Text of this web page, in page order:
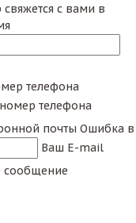
с вами в
телефона
телефона
почты Ошибка в
Ваш E-mail
сообщение